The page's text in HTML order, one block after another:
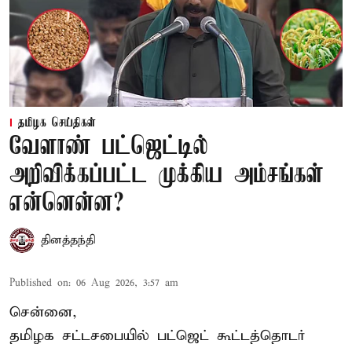
தமிழக செய்திகள்
வேளாண் பட்ஜெட்டில்
அறிவிக்கப்பட்ட முக்கிய அம்சங்கள்
என்னென்ன?
தினத்தந்தி
Published on: 06 Aug 2026, 3:57 am
சென்னை,
தமிழக சட்டசபையில் பட்ஜெட் கூட்டத்தொடர்